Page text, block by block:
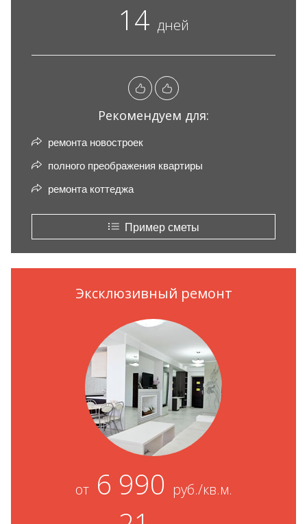
14 дней
Рекомендуем для:
ремонта новостроек
полного преображения квартиры
ремонта коттеджа
Пример сметы
Эксклюзивный ремонт
от6 990 руб./кв.м.